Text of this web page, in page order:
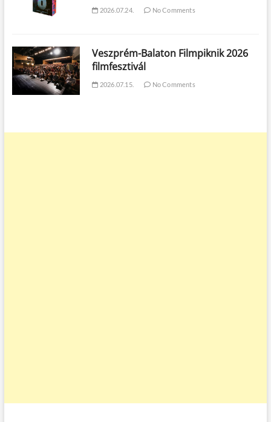
2026.07.24. No Comments
Veszprém-Balaton Filmpiknik 2026
filmfesztivál
2026.07.15. No Comments